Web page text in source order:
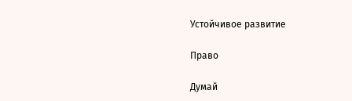
Устойчивое развитие
Право
Думай